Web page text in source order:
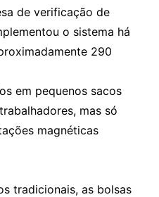
de verificação de
o sistema há
290
em pequenos sacos
mas só
magnéticas
tradicionais, as bolsas